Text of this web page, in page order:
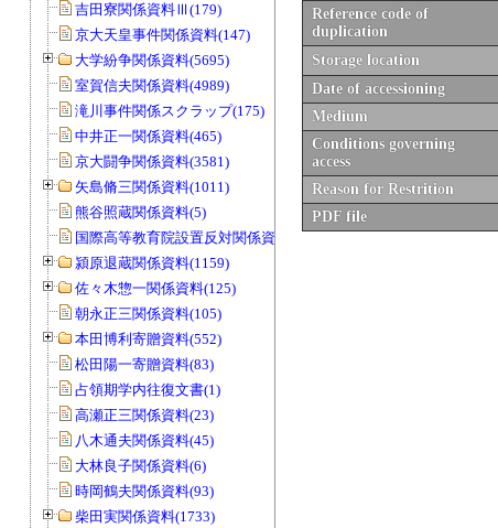
吉田寮関係資料Ⅲ(179)
京大天皇事件関係資料(147)
大学紛争関係資料(5695)
室賀信夫関係資料(4989)
滝川事件関係スクラップ(175)
中井正一関係資料(465)
京大闘争関係資料(3581)
矢島脩三関係資料(1011)
熊谷照蔵関係資料(5)
国際高等教育院設置反対関係資料(20)
潁原退蔵関係資料(1159)
佐々木惣一関係資料(125)
朝永正三関係資料(105)
本田博利寄贈資料(552)
松田陽一寄贈資料(83)
占領期学内往復文書(1)
高瀬正三関係資料(23)
八木通夫関係資料(45)
大林良子関係資料(6)
時岡鶴夫関係資料(93)
柴田実関係資料(1733)
Reference code of
duplication
Storage location
Date of accessioning
Medium
Conditions governing
access
Reason for Restrition
PDF file